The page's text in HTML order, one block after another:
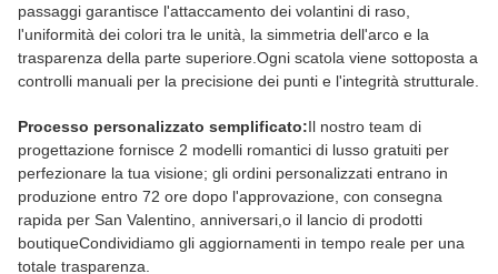
passaggi garantisce l'attaccamento dei volantini di raso,
l'uniformità dei colori tra le unità, la simmetria dell'arco e la
trasparenza della parte superiore.Ogni scatola viene sottoposta a
controlli manuali per la precisione dei punti e l'integrità strutturale.
Processo personalizzato semplificato:Il nostro team di
progettazione fornisce 2 modelli romantici di lusso gratuiti per
perfezionare la tua visione; gli ordini personalizzati entrano in
produzione entro 72 ore dopo l'approvazione, con consegna
rapida per San Valentino, anniversari,o il lancio di prodotti
boutiqueCondividiamo gli aggiornamenti in tempo reale per una
totale trasparenza.